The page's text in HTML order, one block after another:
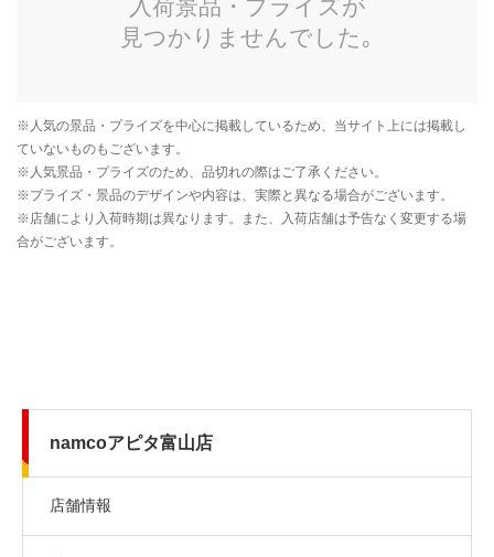
namcoアピタ富山店
店舗情報